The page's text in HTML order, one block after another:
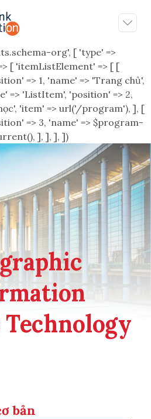
org', [ 'type' =>
[ 'itemListElement' => [ [
=> 1, 'name' => 'Trang chủ',
=> 'ListItem', 'position' => 2,
'item' => url('/program'), ], [
=> 3, 'name' => $program-
], ], ], ])
bản